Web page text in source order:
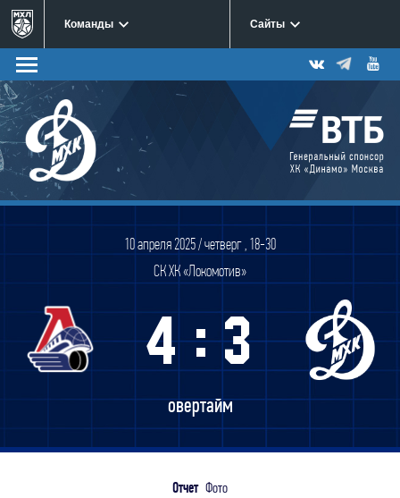
Команды Сайты
10 апреля 2025 / четверг , 18-30
СК ХК «Локомотив»
4 : 3
овертайм
Отчет Фото